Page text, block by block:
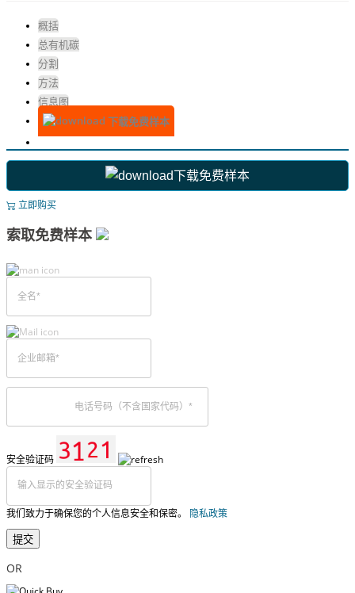
概括
总有机碳
分割
方法
信息图
下载免费样本
下载免费样本
立即购买
索取免费样本
安全验证码
我们致力于确保您的个人信息安全和保密。 隐私政策
提交
OR